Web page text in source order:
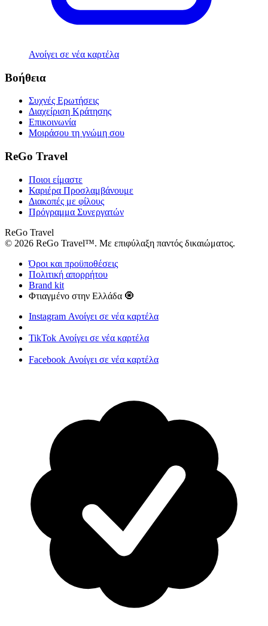
Ανοίγει σε νέα καρτέλα
Βοήθεια
Συχνές Ερωτήσεις
Διαχείριση Κράτησης
Επικοινωνία
Μοιράσου τη γνώμη σου
ReGo Travel
Ποιοι είμαστε
Καριέρα Προσλαμβάνουμε
Διακοπές με φίλους
Πρόγραμμα Συνεργατών
ReGo Travel
© 2026 ReGo Travel™. Με επιφύλαξη παντός δικαιώματος.
Όροι και προϋποθέσεις
Πολιτική απορρήτου
Brand kit
Φτιαγμένο στην Ελλάδα 🧿
Instagram Ανοίγει σε νέα καρτέλα
TikTok Ανοίγει σε νέα καρτέλα
Facebook Ανοίγει σε νέα καρτέλα